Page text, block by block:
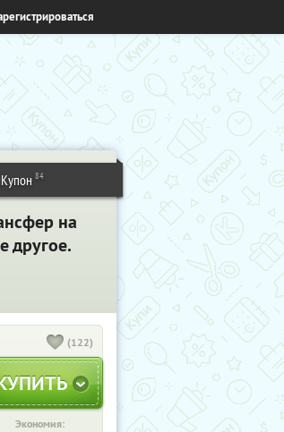
84
на
другое.
(122)
Экономия: